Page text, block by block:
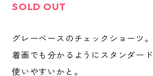
SOLD OUT
グレーベースのチェックショーツ。
着画でも分かるようにスタンダー
使いやすいかと。